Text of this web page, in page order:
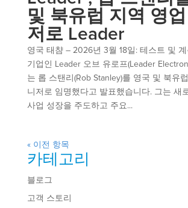
및 북유럽 지역 영업
저로 Leader
영국 태챰 – 2026년 3월 18일: 테스트 및
기업인 Leader 오브 유로프(Leader
는 롭 스탠리(Rob Stanley)를 영국 및 북유
니저로 임명했다고 발표했습니다. 그는 새
사업 성장을 주도하고 주요...
« 이전 항목
카테고리
블로그
고객 스토리